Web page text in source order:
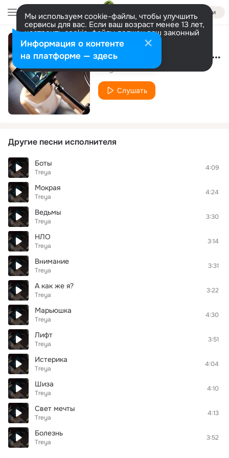
Войти
Мы используем cookie-файлы, чтобы улучшить
сервисы для вас. Если ваш возраст менее 13 лет,
настроить cookie-файлы должен ваш законный
представитель. Больше информации
Разрешить все Настроить ПРЕМЬЕРА! TREYA - АНДРОГИН
Treya
Слушать
Другие песни исполнителя
Боты
Treya
4:09
Мокрая
Treya
4:24
Ведьмы
Treya
3:30
НЛО
Treya
3:14
Внимание
Treya
3:31
А как же я?
Treya
3:22
Марьюшка
Treya
4:30
Лифт
Treya
3:51
Истерика
Treya
4:04
Шиза
Treya
4:10
Свет мечты
Treya
4:13
Болезнь
Treya
3:52
Информация о контенте
на платформе — здесь